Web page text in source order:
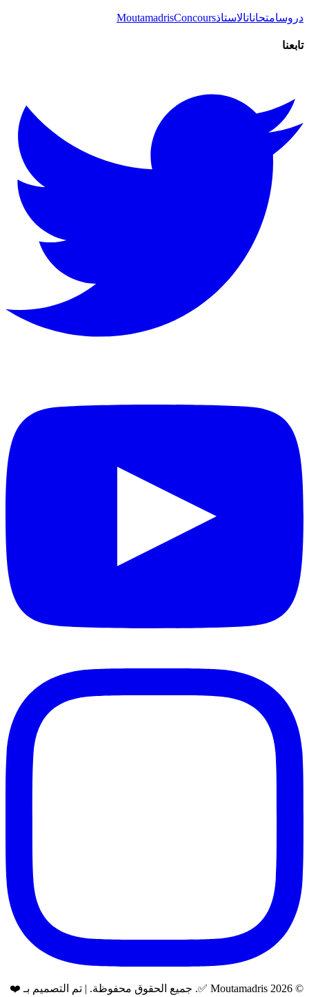
دروسامتحاناتالاستاذ MoutamadrisConcours
تابعنا
© 2026 Moutamadris ✅. جميع الحقوق محفوظة. | تم التصميم بـ ❤️